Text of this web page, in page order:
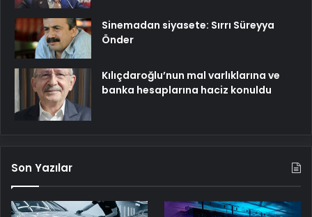
Sinemadan siyasete: Sırrı Süreyya
Önder
Kılıçdaroğlu’nun mal varlıklarına ve
banka hesaplarına haciz konuldu
Son Yazılar